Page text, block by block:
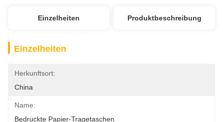
Einzelheiten Produktbeschreibung
Einzelheiten
Herkunftsort:
China
Name:
Bedruckte Papier-Tragetaschen